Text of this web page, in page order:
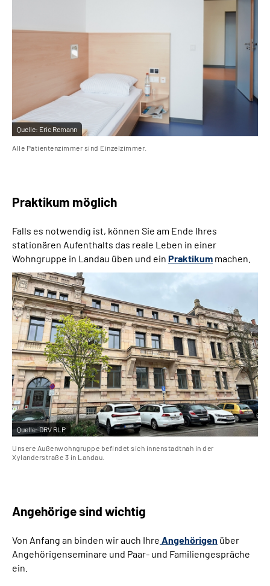
Quelle: Eric Remann
Alle Patientenzimmer sind Einzelzimmer.
Praktikum möglich
Falls es notwendig ist, können Sie am Ende Ihres
stationären Aufenthalts das reale Leben in einer
Wohngruppe in Landau üben und ein Praktikum machen.
Quelle:DRV RLP
Unsere Außenwohngruppe befindet sich innenstadtnah in der
Xylanderstraße 3 in Landau.
Angehörige sind wichtig
Von Anfang an binden wir auch Ihre Angehörigen über
Angehörigenseminare und Paar- und Familiengespräche
ein.